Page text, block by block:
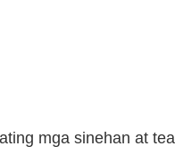
mga sinehan at